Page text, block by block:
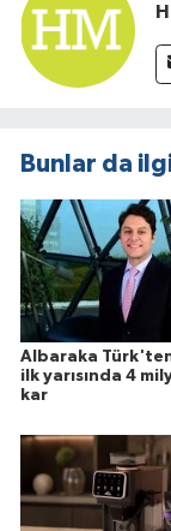
Bunlar da
Albaraka
ilk yarısında 4
kar